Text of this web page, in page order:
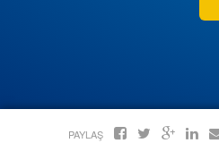
>>
PAYLAŞ